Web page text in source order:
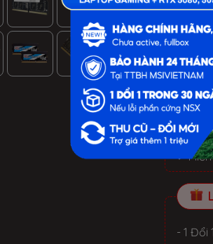
SSD.
✓
✓ Bảo
✓ 1
✓
- 1 Đổi